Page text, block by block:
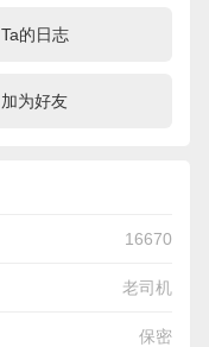
Ta的日志
加为好友
16670
老司机
保密